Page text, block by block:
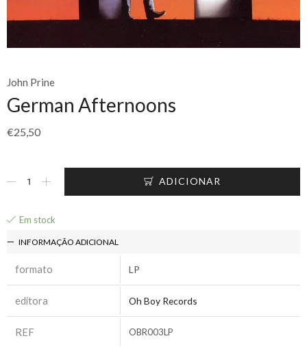
John Prine
German Afternoons
€25,50
ADICIONAR
Em stock
INFORMAÇÃO ADICIONAL
formato LP
editora Oh Boy Records
REF OBR003LP